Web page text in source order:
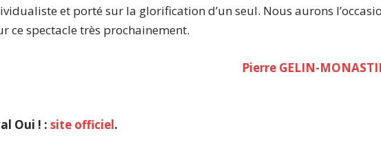
et porté sur la glorification d’un seul. Nous aurons
ce spectacle très prochainement.
Pierre GELIN-
Oui ! :site officiel.